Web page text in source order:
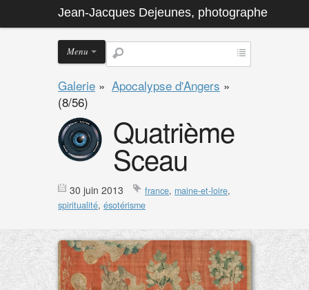
Jean-Jacques Dejeunes, photographe
Menu
Galerie » Apocalypse d'Angers »
(8/56)
Quatrième
Sceau
30 juin 2013 france, maine-et-loire,
spiritualité, ésotérisme